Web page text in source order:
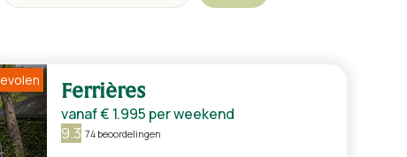
Ferrières
vanaf€ 1.995 per weekend
9.3 74 beoordelingen